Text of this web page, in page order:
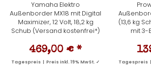
Yamaha Elektro
Außenborder MX18 mit Digital
Maximizer, 12 Volt, 18,2 kg
Schub (Versand kostenfrei*)
469,00 € *
Tagespreis | Preis inkl. 19% MwSt. ✓
(13,6 kg
mit 3-
Tagespreis |